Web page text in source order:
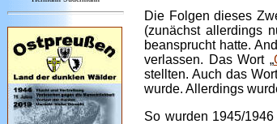
Die Folgen dieses
(zunächst allerdings
beansprucht hatte.
verlassen. Das Wort „
stellten. Auch das
wurde. Allerdings
So wurden 1945/